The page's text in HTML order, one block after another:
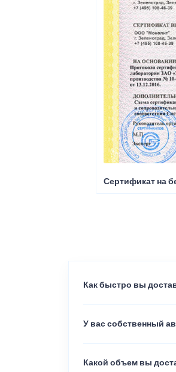
Сертификат на
Как быстро вы
У вас собственный
Какой объем вы